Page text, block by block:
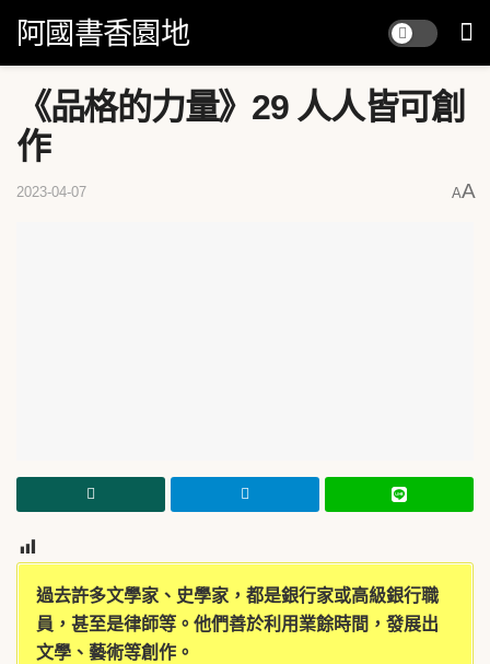
阿國書香園地
《品格的力量》29 人人皆可創
作
2023-04-07 AA
過去許多文學家、史學家，都是銀行家或高級銀行職
員，甚至是律師等。他們善於利用業餘時間，發展出
文學、藝術等創作。